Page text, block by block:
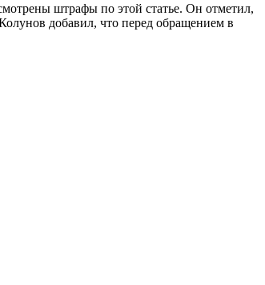
штрафы по этой статье. Он отметил,
добавил, что перед обращением в